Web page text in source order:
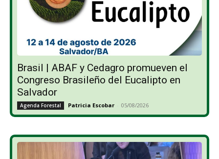
Brasil | ABAF y Cedagro promueven el
Congreso Brasileño del Eucalipto en
Salvador
Agenda Forestal Patricia Escobar - 05/08/2026